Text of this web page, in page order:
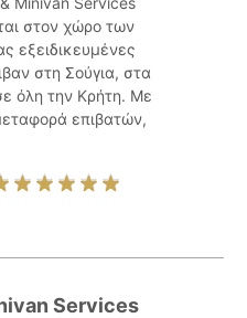
στον χώρο των
εξειδικευμένες
στη Σούγια, στα
όλη την Κρήτη. Με
επιβατών,
Services